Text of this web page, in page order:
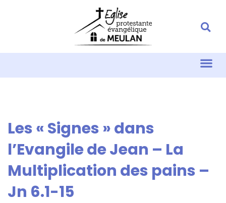
Les « Signes » dans
l’Evangile de Jean – La
Multiplication des pains –
Jn 6.1-15